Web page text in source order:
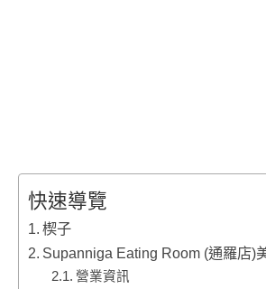
快速導覽
楔子
Supanniga Eating Room (通羅店)
營業資訊